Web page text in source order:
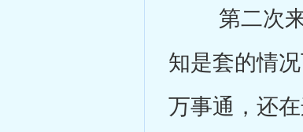
第二次来
知是套的情
万事通，还